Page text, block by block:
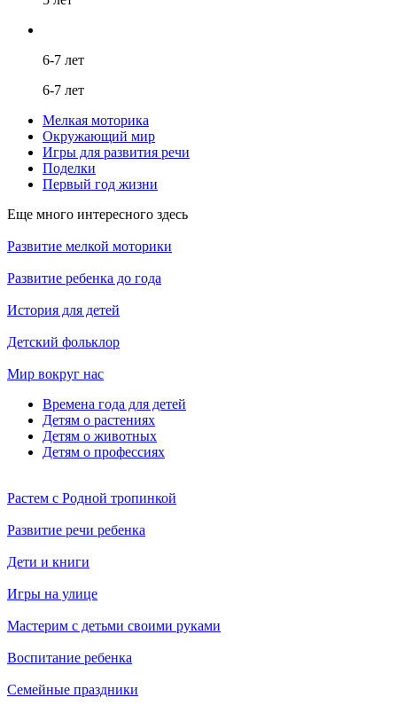
6-7 лет
6-7 лет
Мелкая моторика
Окружающий мир
Игры для развития речи
Поделки
Первый год жизни
Еще много интересного здесь
Развитие мелкой моторики
Развитие ребенка до года
История для детей
Детский фольклор
Мир вокруг нас
Времена года для детей
Детям о растениях
Детям о животных
Детям о профессиях
Растем с Родной тропинкой
Развитие речи ребенка
Дети и книги
Игры на улице
Мастерим с детьми своими руками
Воспитание ребенка
Семейные праздники